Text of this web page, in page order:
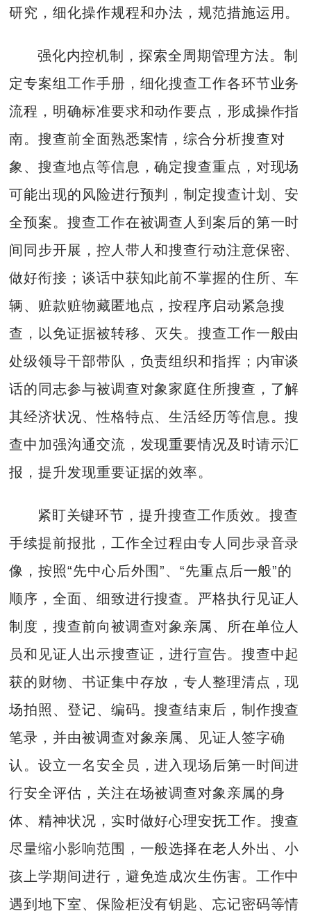
研究，细化操作规程和办法，规范措施运用。
强化内控机制，探索全周期管理方法。制
定专案组工作手册，细化搜查工作各环节业务
流程，明确标准要求和动作要点，形成操作指
南。搜查前全面熟悉案情，综合分析搜查对
象、搜查地点等信息，确定搜查重点，对现场
可能出现的风险进行预判，制定搜查计划、安
全预案。搜查工作在被调查人到案后的第一时
间同步开展，控人带人和搜查行动注意保密、
做好衔接；谈话中获知此前不掌握的住所、车
辆、赃款赃物藏匿地点，按程序启动紧急搜
查，以免证据被转移、灭失。搜查工作一般由
处级领导干部带队，负责组织和指挥；内审谈
话的同志参与被调查对象家庭住所搜查，了解
其经济状况、性格特点、生活经历等信息。搜
查中加强沟通交流，发现重要情况及时请示汇
报，提升发现重要证据的效率。
紧盯关键环节，提升搜查工作质效。搜查
手续提前报批，工作全过程由专人同步录音录
像，按照“先中心后外围”、“先重点后一般”的
顺序，全面、细致进行搜查。严格执行见证人
制度，搜查前向被调查对象亲属、所在单位人
员和见证人出示搜查证，进行宣告。搜查中起
获的财物、书证集中存放，专人整理清点，现
场拍照、登记、编码。搜查结束后，制作搜查
笔录，并由被调查对象亲属、见证人签字确
认。设立一名安全员，进入现场后第一时间进
行安全评估，关注在场被调查对象亲属的身
体、精神状况，实时做好心理安抚工作。搜查
尽量缩小影响范围，一般选择在老人外出、小
孩上学期间进行，避免造成次生伤害。工作中
遇到地下室、保险柜没有钥匙、忘记密码等情